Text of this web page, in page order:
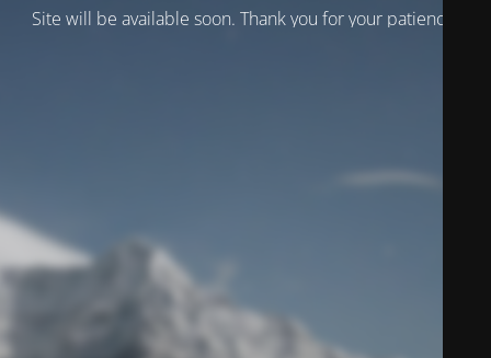
Site will be available soon. Thank you for your patience!